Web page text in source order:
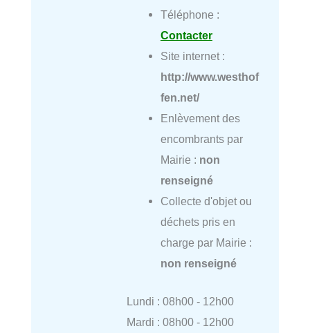
Téléphone :
Contacter
Site internet :
http://www.westhof
fen.net/
Enlèvement des
encombrants par
Mairie : non
renseigné
Collecte d'objet ou
déchets pris en
charge par Mairie :
non renseigné
Lundi : 08h00 - 12h00
Mardi : 08h00 - 12h00